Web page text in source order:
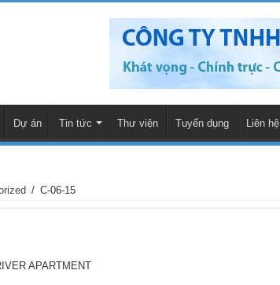
Dự án Tin tức Thư viện Tuyển dụng Liên hệ
/ C-06-15
APARTMENT